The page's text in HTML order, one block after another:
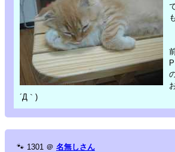
´Д｀)
🐾 1301 ＠ 名無しさん